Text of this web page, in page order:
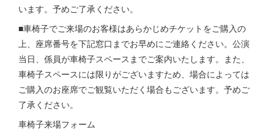
います。予めご了承ください。
■車椅子でご来場のお客様はあらかじめチケットをご購入の
上、座席番号を下記窓口までお早めにご連絡ください。公演
当日、係員が車椅子スペースまでご案内いたします。また、
車椅子スペースには限りがございますため、場合によっては
ご購入のお座席でご観覧いただく場合もございます。予めご
了承ください。
車椅子来場フォーム